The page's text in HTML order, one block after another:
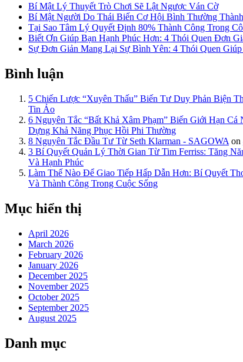
Bí Mật Lý Thuyết Trò Chơi Sẽ Lật Ngược Ván Cờ
Bí Mật Người Do Thái Biến Cơ Hội Bình Thường
Tại Sao Tâm Lý Quyết Định 80% Thành Công Trong
Biết Ơn Giúp Bạn Hạnh Phúc Hơn: 4 Thói Quen Đơn
Sự Đơn Giản Mang Lại Sự Bình Yên: 4 Thói Quen
Bình luận
5 Chiến Lược “Xuyên Thấu” Biến Tư Duy Phản Biện
Tin Ảo
6 Nguyên Tắc “Bất Khả Xâm Phạm” Biến Giới Hạn
Dựng Khả Năng Phục Hồi Phi Thường
8 Nguyên Tắc Đầu Tư Từ Seth Klarman - SAGOWA on
3 Bí Quyết Quản Lý Thời Gian Từ Tim Ferriss: Tăng
Và Hạnh Phúc
Làm Thế Nào Để Giao Tiếp Hấp Dẫn Hơn: Bí Quyết
Và Thành Công Trong Cuộc Sống
Mục hiển thị
April 2026
March 2026
February 2026
January 2026
December 2025
November 2025
October 2025
September 2025
August 2025
Danh mục